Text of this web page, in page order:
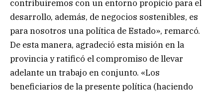
contribuiremos con un entorno propicio para el
desarrollo, además, de negocios sostenibles, es
para nosotros una política de Estado», remarcó.
De esta manera, agradeció esta misión en la
provincia y ratificó el compromiso de llevar
adelante un trabajo en conjunto. «Los
beneficiarios de la presente política (haciendo